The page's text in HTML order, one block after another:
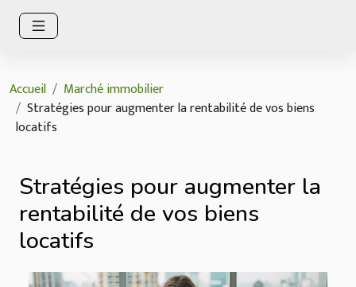
Accueil
Marché immobilier
Stratégies pour augmenter la rentabilité de vos biens
locatifs
Stratégies pour augmenter la
rentabilité de vos biens
locatifs